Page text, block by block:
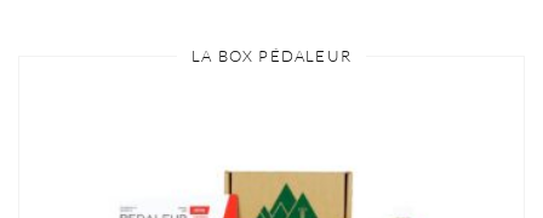
LA BOX PÉDALEUR